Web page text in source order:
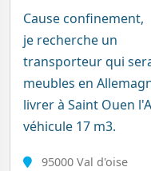
Cause confinement,
je recherche un
transporteur qui
meubles en
livrer à Saint Ouen
véhicule 17 m3.
95000 Val d'oise